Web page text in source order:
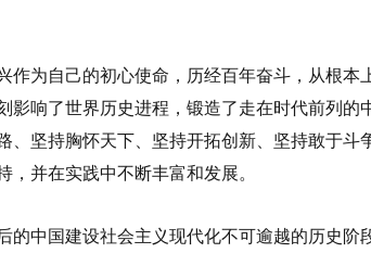
为自己的初心使命，历经百年奋斗，从根本
响了世界历史进程，锻造了走在时代前列的
坚持胸怀天下、坚持开拓创新、坚持敢于
并在实践中不断丰富和发展。
中国建设社会主义现代化不可逾越的历史阶